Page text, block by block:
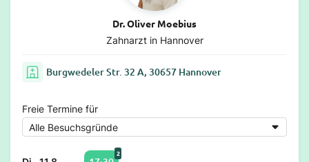
Dr. Oliver Moebius
Zahnarzt in Hannover
Burgwedeler Str. 32 A, 30657 Hannover
Freie Termine für
2